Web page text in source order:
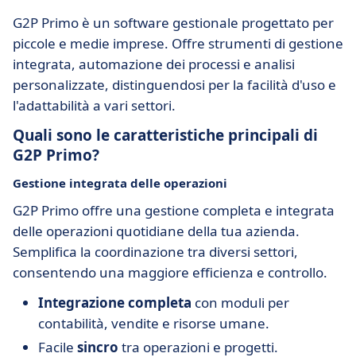
G2P Primo è un software gestionale progettato per
piccole e medie imprese. Offre strumenti di gestione
integrata, automazione dei processi e analisi
personalizzate, distinguendosi per la facilità d'uso e
l'adattabilità a vari settori.
Quali sono le caratteristiche principali di
G2P Primo?
Gestione integrata delle operazioni
G2P Primo offre una gestione completa e integrata
delle operazioni quotidiane della tua azienda.
Semplifica la coordinazione tra diversi settori,
consentendo una maggiore efficienza e controllo.
Integrazione completa con moduli per
contabilità, vendite e risorse umane.
Facile sincro tra operazioni e progetti.